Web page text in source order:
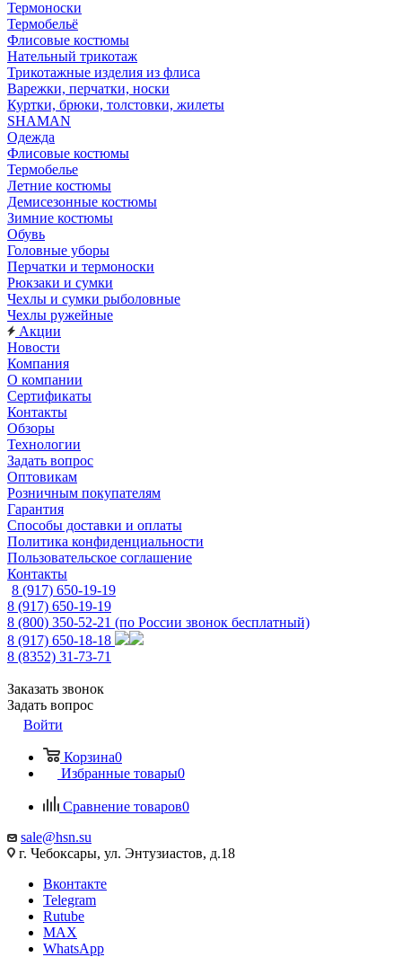
Термоноски
Термобельё
Флисовые костюмы
Нательный трикотаж
Трикотажные изделия из флиса
Варежки, перчатки, носки
Куртки, брюки, толстовки, жилеты
SHAMAN
Одежда
Флисовые костюмы
Термобелье
Летние костюмы
Демисезонные костюмы
Зимние костюмы
Обувь
Головные уборы
Перчатки и термоноски
Рюкзаки и сумки
Чехлы и сумки рыболовные
Чехлы ружейные
Акции
Новости
Компания
О компании
Сертификаты
Контакты
Обзоры
Технологии
Задать вопрос
Оптовикам
Розничным покупателям
Гарантия
Способы доставки и оплаты
Политика конфиденциальности
Пользовательское соглашение
Контакты
8 (917) 650-19-19
8 (917) 650-19-19
8 (800) 350-52-21 (по России звонок бесплатный)
8 (917) 650-18-18
8 (8352) 31-73-71
Заказать звонок
Задать вопрос
Войти
Корзина0
Избранные товары0
Сравнение товаров0
sale@hsn.su
г. Чебоксары, ул. Энтузиастов, д.18
Вконтакте
Telegram
Rutube
MAX
WhatsApp